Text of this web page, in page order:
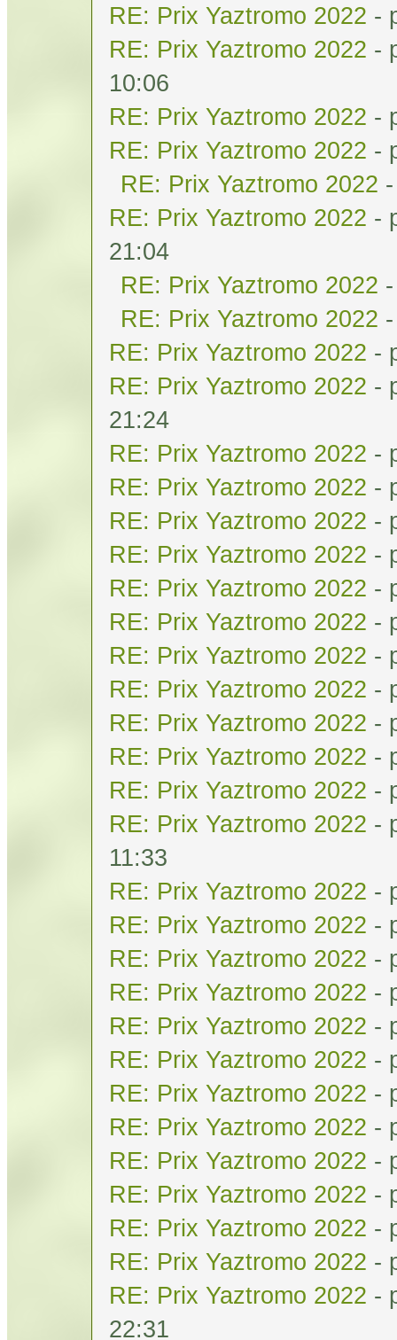
RE: Prix Yaztromo 2022 -
RE: Prix Yaztromo 2022 -
10:06
RE: Prix Yaztromo 2022 -
RE: Prix Yaztromo 2022 -
RE: Prix Yaztromo 2022
RE: Prix Yaztromo 2022 -
21:04
RE: Prix Yaztromo 2022
RE: Prix Yaztromo 2022
RE: Prix Yaztromo 2022 -
RE: Prix Yaztromo 2022 -
21:24
RE: Prix Yaztromo 2022 -
RE: Prix Yaztromo 2022 -
RE: Prix Yaztromo 2022 -
RE: Prix Yaztromo 2022 -
RE: Prix Yaztromo 2022 -
RE: Prix Yaztromo 2022 -
RE: Prix Yaztromo 2022 -
RE: Prix Yaztromo 2022 -
RE: Prix Yaztromo 2022 -
RE: Prix Yaztromo 2022 -
RE: Prix Yaztromo 2022 -
RE: Prix Yaztromo 2022 -
11:33
RE: Prix Yaztromo 2022 -
RE: Prix Yaztromo 2022 -
RE: Prix Yaztromo 2022 -
RE: Prix Yaztromo 2022 -
RE: Prix Yaztromo 2022 -
RE: Prix Yaztromo 2022 -
RE: Prix Yaztromo 2022 -
RE: Prix Yaztromo 2022 -
RE: Prix Yaztromo 2022 -
RE: Prix Yaztromo 2022 -
RE: Prix Yaztromo 2022 -
RE: Prix Yaztromo 2022 -
RE: Prix Yaztromo 2022 -
22:31